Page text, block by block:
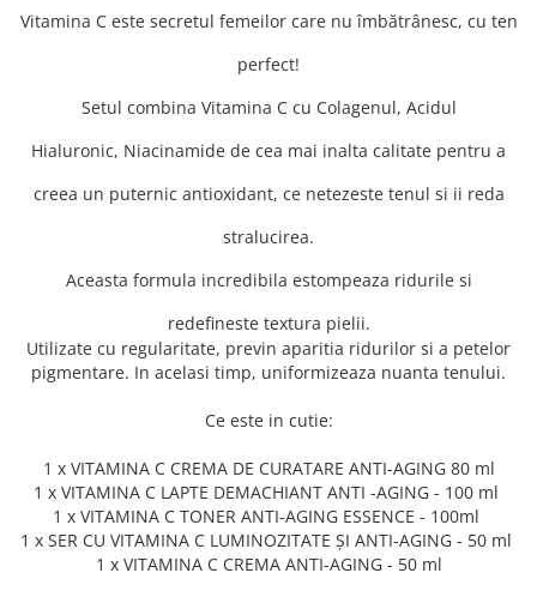
Vitamina C este secretul femeilor care nu îmbătrânesc, cu ten
perfect!
Setul combina Vitamina C cu Colagenul, Acidul
Hialuronic, Niacinamide de cea mai inalta calitate pentru a
creea un puternic antioxidant, ce netezeste tenul si ii reda
stralucirea.
Aceasta formula incredibila estompeaza ridurile si
redefineste textura pielii.
Utilizate cu regularitate, previn aparitia ridurilor si a petelor
pigmentare. In acelasi timp, uniformizeaza nuanta tenului.
Ce este in cutie:
1 x VITAMINA C CREMA DE CURATARE ANTI-AGING 80 ml
1 x VITAMINA C LAPTE DEMACHIANT ANTI -AGING - 100 ml
1 x VITAMINA C TONER ANTI-AGING ESSENCE - 100ml
1 x SER CU VITAMINA C LUMINOZITATE ȘI ANTI-AGING - 50 ml
1 x VITAMINA C CREMA ANTI-AGING - 50 ml